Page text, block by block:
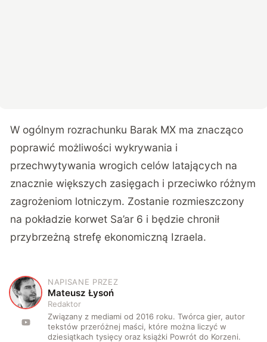
W ogólnym rozrachunku Barak MX ma znacząco
poprawić możliwości wykrywania i
przechwytywania wrogich celów latających na
znacznie większych zasięgach i przeciwko różnym
zagrożeniom lotniczym. Zostanie rozmieszczony
na pokładzie korwet Sa’ar 6 i będzie chronił
przybrzeżną strefę ekonomiczną Izraela.
M
NAPISANE PRZEZ
Mateusz Łysoń
Redaktor
Związany z mediami od 2016 roku. Twórca gier, autor
tekstów przeróżnej maści, które można liczyć w
dziesiątkach tysięcy oraz książki Powrót do Korzeni.